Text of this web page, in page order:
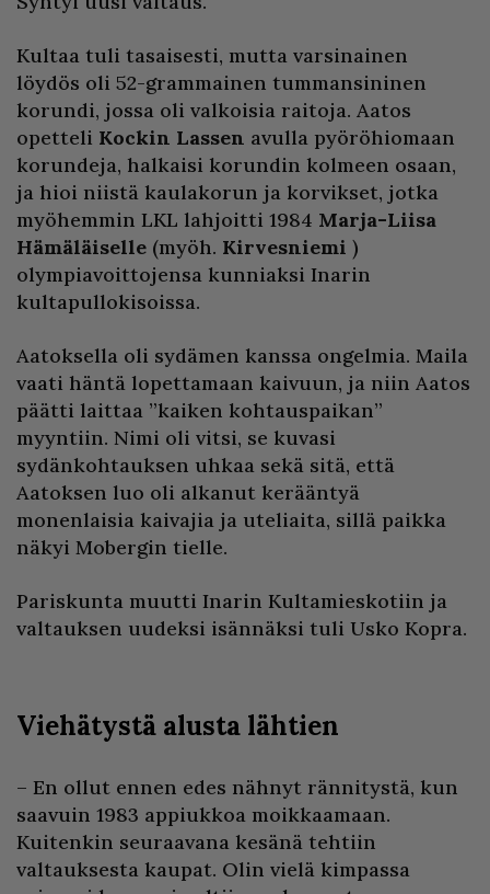
Kultaa tuli tasaisesti, mutta varsinainen
löydös oli 52-grammainen tummansininen
korundi, jossa oli valkoisia raitoja. Aatos
opetteli Kockin Lassen avulla pyöröhiomaan
korundeja, halkaisi korundin kolmeen osaan,
ja hioi niistä kaulakorun ja korvikset, jotka
myöhemmin LKL lahjoitti 1984 Marja-Liisa
Hämäläiselle (myöh. Kirvesniemi )
olympiavoittojensa kunniaksi Inarin
kultapullokisoissa.
Aatoksella oli sydämen kanssa ongelmia. Maila
vaati häntä lopettamaan kaivuun, ja niin Aatos
päätti laittaa ”kaiken kohtauspaikan”
myyntiin. Nimi oli vitsi, se kuvasi
sydänkohtauksen uhkaa sekä sitä, että
Aatoksen luo oli alkanut kerääntyä
monenlaisia kaivajia ja uteliaita, sillä paikka
näkyi Mobergin tielle.
Pariskunta muutti Inarin Kultamieskotiin ja
valtauksen uudeksi isännäksi tuli Usko Kopra.
Viehätystä alusta lähtien
– En ollut ennen edes nähnyt rännitystä, kun
saavuin 1983 appiukkoa moikkaamaan.
Kuitenkin seuraavana kesänä tehtiin
valtauksesta kaupat. Olin vielä kimpassa